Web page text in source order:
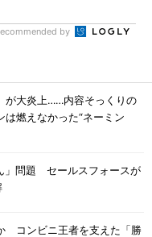
by
が大炎上……内容そっくりの
は燃えなかった“ネーミン
」問題 セールスフォースが
コンビニ王者を支えた「勝